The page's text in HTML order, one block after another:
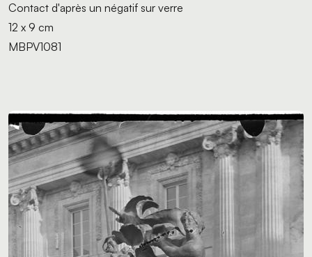
Contact d'après un négatif sur verre
12 x 9 cm
MBPV1081